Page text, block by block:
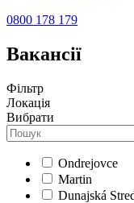
0800 178 179
Вакансії
Фільтр
Локація
Вибрати
Ondrejovce
Martin
Dunajská